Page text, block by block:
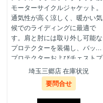
モーターサイクルジャケット。
通気性が高く涼しく、暖かい気
候でのライディングに最適で
す。肩と肘には取り外し可能な
プロテクターを装備し、バック
プロテクターおよびチェストプ
ロテクターにも対応していま
埼玉三郷店 在庫状況
要問合せ